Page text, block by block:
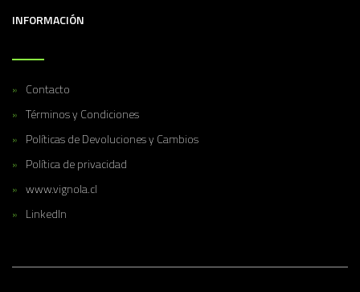
INFORMACIÓN
Contacto
Términos y Condiciones
Políticas de Devoluciones y Cambios
Política de privacidad
www.vignola.cl
LinkedIn